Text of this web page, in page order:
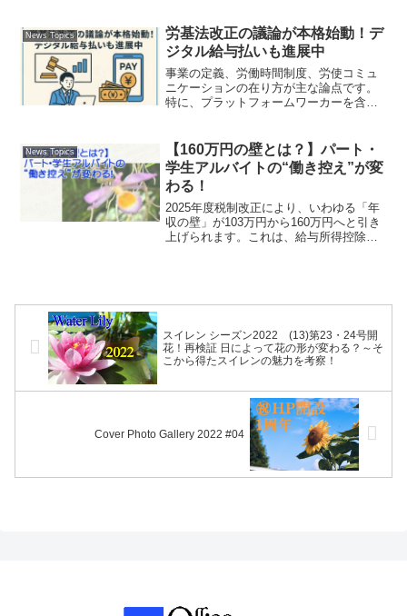
News Topics
労基法改正の議論が本格始動！デ
ジタル給与払いも進展中
事業の定義、労働時間制度、労使コミュ
ニケーションの在り方が主な論点です。
特に、プラットフォームワーカーを含む
究会を設置し、今夏を目途に中間整理、
年内には取りまとめが予定されていま
す。
News Topics
【160万円の壁とは？】パート・
学生アルバイトの“働き控え”が変
わる！
2025年度税制改正により、いわゆる「年
収の壁」が103万円から160万円へと引き
上げられます。これは、給与所得控除が
スイレン シーズン2022 (13)第23・24号開
花！再検証 日によって花の形が変わる？～そ
こから得たスイレンの魅力を考察！
Cover Photo Gallery 2022 #04